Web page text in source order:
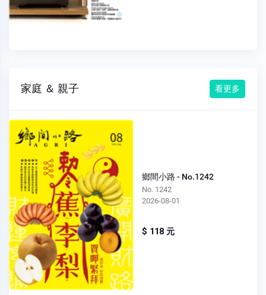
家庭 ＆ 親子 看更多
鄉間小路 - No.1242
No. 1242
2026-08-01
$ 118 元